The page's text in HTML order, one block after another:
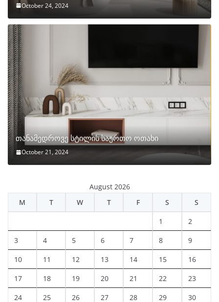
October 24, 2024
თანამედროვე სტილის საერთო ოთახი
October 21, 2024
August 2026
M
T W T F S S
1 2
3 4 5 6 7 8 9
10 11 12 13 14 15 16
17 18 19 20 21 22 23
24 25 26 27 28 29 30